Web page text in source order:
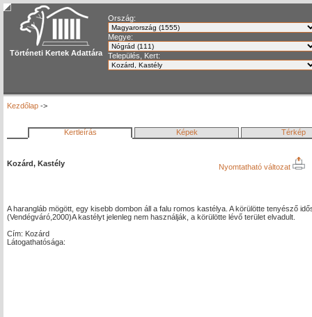
Történeti Kertek Adattára
Ország:
Megye:
Település, Kert:
Kezdőlap ->
Kertleírás Képek Térkép
Kozárd, Kastély Nyomtatható változat
A harangláb mögött, egy kisebb dombon áll a falu romos kastélya. A körülötte tenyésző
(Vendégváró,2000)A kastélyt jelenleg nem használják, a körülötte lévő terület elvadult.
Cím: Kozárd
Látogathatósága: